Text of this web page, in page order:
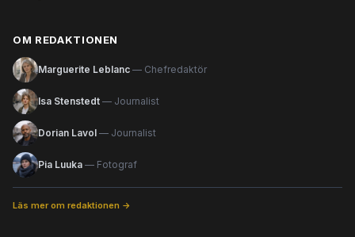
OM REDAKTIONEN
Marguerite Leblanc — Chefredaktör
Isa Stenstedt — Journalist
Dorian Lavol — Journalist
Pia Luuka — Fotograf
Läs mer om redaktionen →